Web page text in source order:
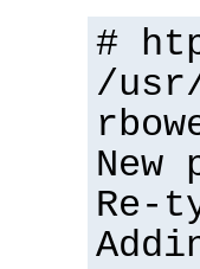
#
/usr/
New
Re-